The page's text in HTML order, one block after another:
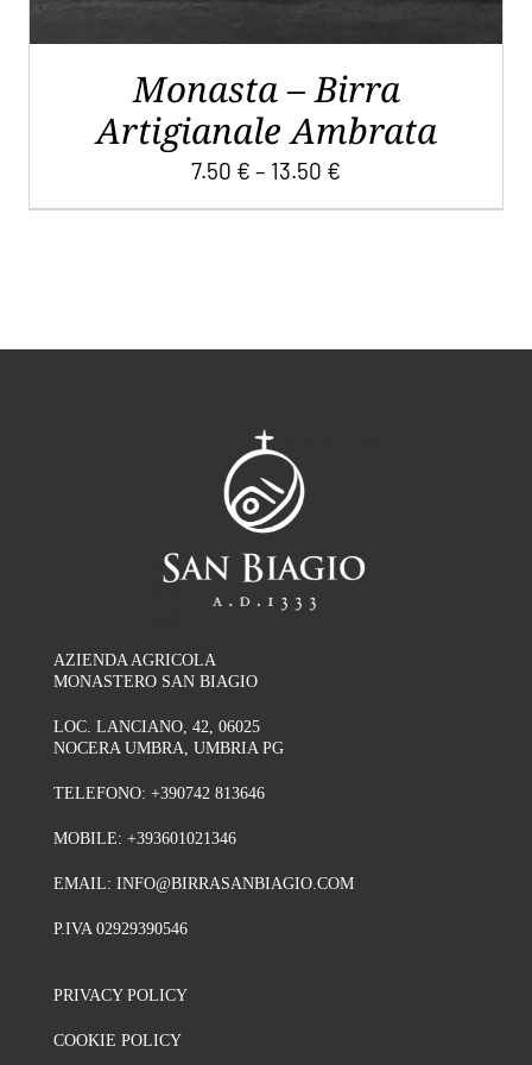
PRODOTTO
Monasta – Birra
Artigianale Ambrata
7.50 € – 13.50 €
AZIENDA AGRICOLA
MONASTERO SAN BIAGIO
LOC. LANCIANO, 42, 06025
NOCERA UMBRA, UMBRIA PG
TELEFONO: +390742 813646
MOBILE: +393601021346
EMAIL: INFO@BIRRASANBIAGIO.COM
P.IVA 02929390546
PRIVACY POLICY
COOKIE POLICY